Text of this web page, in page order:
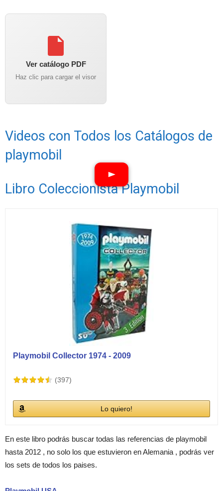
Ver catálogo PDF
Haz clic para cargar el visor
Videos con Todos los Catálogos de
playmobil
Libro Coleccionista Playmobil
Playmobil Collector 1974 - 2009
(397)
Lo quiero!
En este libro podrás buscar todas las referencias de playmobil
hasta 2012 , no solo los que estuvieron en Alemania , podrás ver
los sets de todos los paises.